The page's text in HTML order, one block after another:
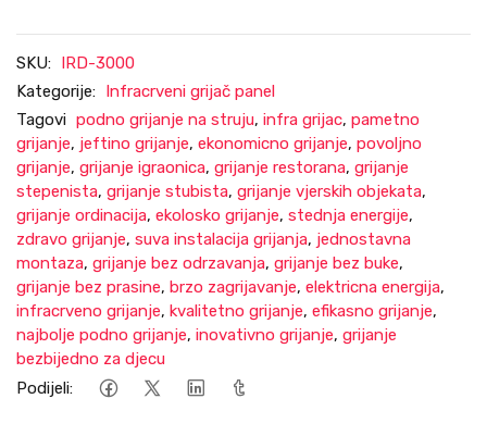
SKU: IRD-3000
Kategorije: Infracrveni grijač panel
Tagovi podno grijanje na struju, infra grijac, pametno
grijanje, jeftino grijanje, ekonomicno grijanje, povoljno
grijanje, grijanje igraonica, grijanje restorana, grijanje
stepenista, grijanje stubista, grijanje vjerskih objekata,
grijanje ordinacija, ekolosko grijanje, stednja energije,
zdravo grijanje, suva instalacija grijanja, jednostavna
montaza, grijanje bez odrzavanja, grijanje bez buke,
grijanje bez prasine, brzo zagrijavanje, elektricna energija,
infracrveno grijanje, kvalitetno grijanje, efikasno grijanje,
najbolje podno grijanje, inovativno grijanje, grijanje
bezbijedno za djecu
Podijeli: